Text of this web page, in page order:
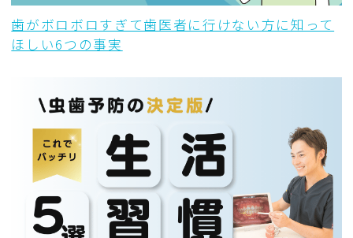
歯がボロボロすぎて歯医者に行けない方に知って
ほしい6つの事実